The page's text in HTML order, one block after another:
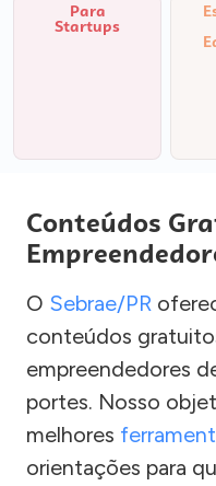
Para
Startups
Conteúdos
O Sebrae/PR
conteúdos
empreendedores
portes. Nosso
melhores
orientações para